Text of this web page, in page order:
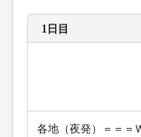
1日目
各地（夜発）＝＝＝